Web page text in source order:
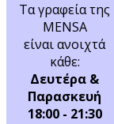
Τα γραφεία της
MENSA
είναι ανοιχτά
κάθε:
Δευτέρα &
Παρασκευή
18:00 - 21:30